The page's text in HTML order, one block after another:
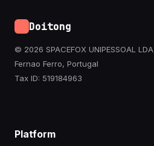
Doitong
© 2026 SPACEFOX UNIPESSOAL LDA
Fernao Ferro, Portugal
Tax ID: 519184963
Platform